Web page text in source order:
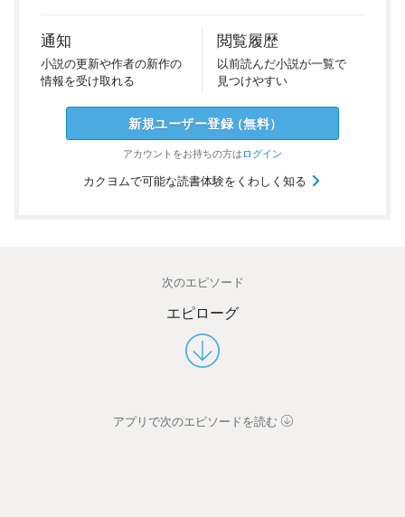
通知
小説の更新や作者の新作の
情報を受け取れる
閲覧履歴
以前読んだ小説が一覧で
見つけやすい
新規ユーザー登録（無料）
アカウントをお持ちの方はログイン
カクヨムで可能な読書体験をくわしく知る
次のエピソード
エピローグ
アプリで次のエピソードを読む